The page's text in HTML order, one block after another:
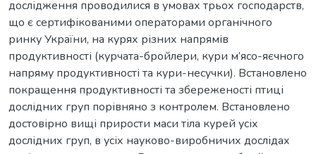
дослідження проводилися в умовах трьох господарств,
що є сертифікованими операторами органічного
ринку України, на курях різних напрямів
продуктивності (курчата-бройлери, кури м’ясо-яєчного
напряму продуктивності та кури-несучки). Встановлено
покращення продуктивності та збереженості птиці
дослідних груп порівняно з контролем. Встановлено
достовірно вищі прирости маси тіла курей усіх
дослідних груп, в усіх науково-виробничих дослідах